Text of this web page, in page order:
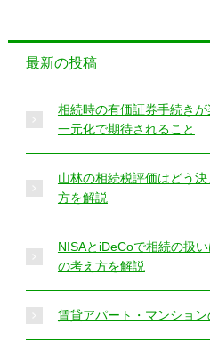
最新の投稿
相続時の有価証券手続き
一元化で期待されること
山林の相続税評価はどう
方を解説
NISAとiDeCoで相続の扱
の考え方を解説
賃貸アパート・マンショ